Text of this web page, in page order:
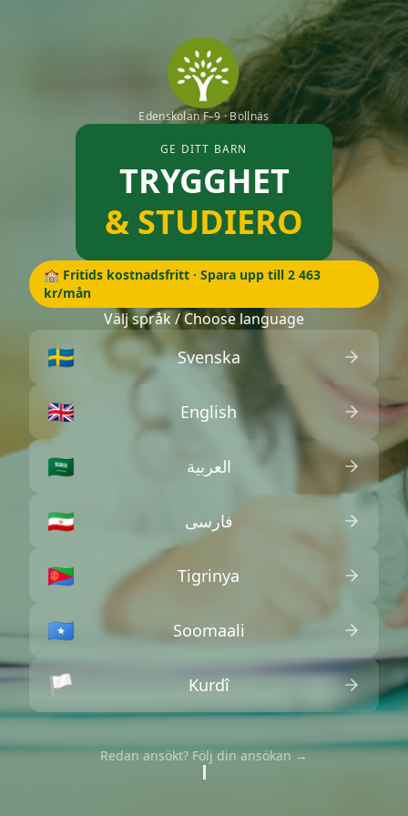
Edenskolan F–9 · Bollnäs
GE DITT BARN
TRYGGHET
& STUDIERO
🏫 Fritids kostnadsfritt · Spara upp till 2 463
kr/mån
Välj språk / Choose language
🇸🇪 Svenska
🇬🇧 English
🇸🇦 العربية
🇮🇷 فارسی
🇪🇷 Tigrinya
🇸🇴 Soomaali
🏳️ Kurdî
Redan ansökt? Följ din ansökan →